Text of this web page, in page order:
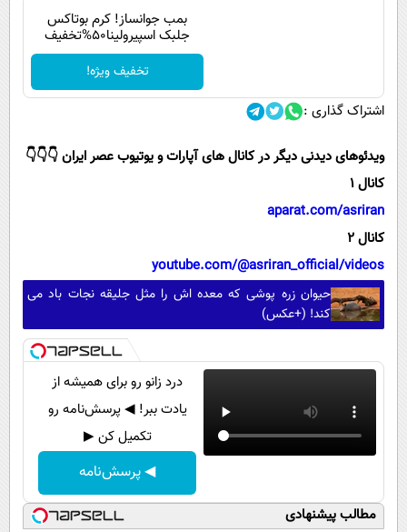
بمب جوانساز! کرم بوتاکس
جلبک اسپیرولینا50%تخفیف
تخفیف ویژه!
اشتراک گذاری :
ویدئوهای دیدنی دیگر در کانال های آپارات و یوتیوب عصر ایران 👇👇👇
کانال 1
aparat.com/asriran
کانال 2
youtube.com/@asriran_official/videos
حیوان زره پوشی که معده اش را مثل جلیقه نجات باد می
کند! (+عکس)
درد زانو رو برای همیشه از
یادت ببر! ◀ پرسش‌نامه رو
تکمیل کن ▶
◀ پرسش‌نامه
مطالب پیشنهادی